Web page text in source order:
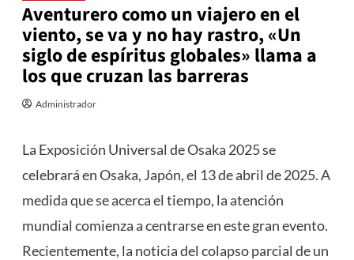
Aventurero como un viajero en el
viento, se va y no hay rastro, «Un
siglo de espíritus globales» llama a
los que cruzan las barreras
Administrador
La Exposición Universal de Osaka 2025 se
celebrará en Osaka, Japón, el 13 de abril de 2025. A
medida que se acerca el tiempo, la atención
mundial comienza a centrarse en este gran evento.
Recientemente, la noticia del colapso parcial de un